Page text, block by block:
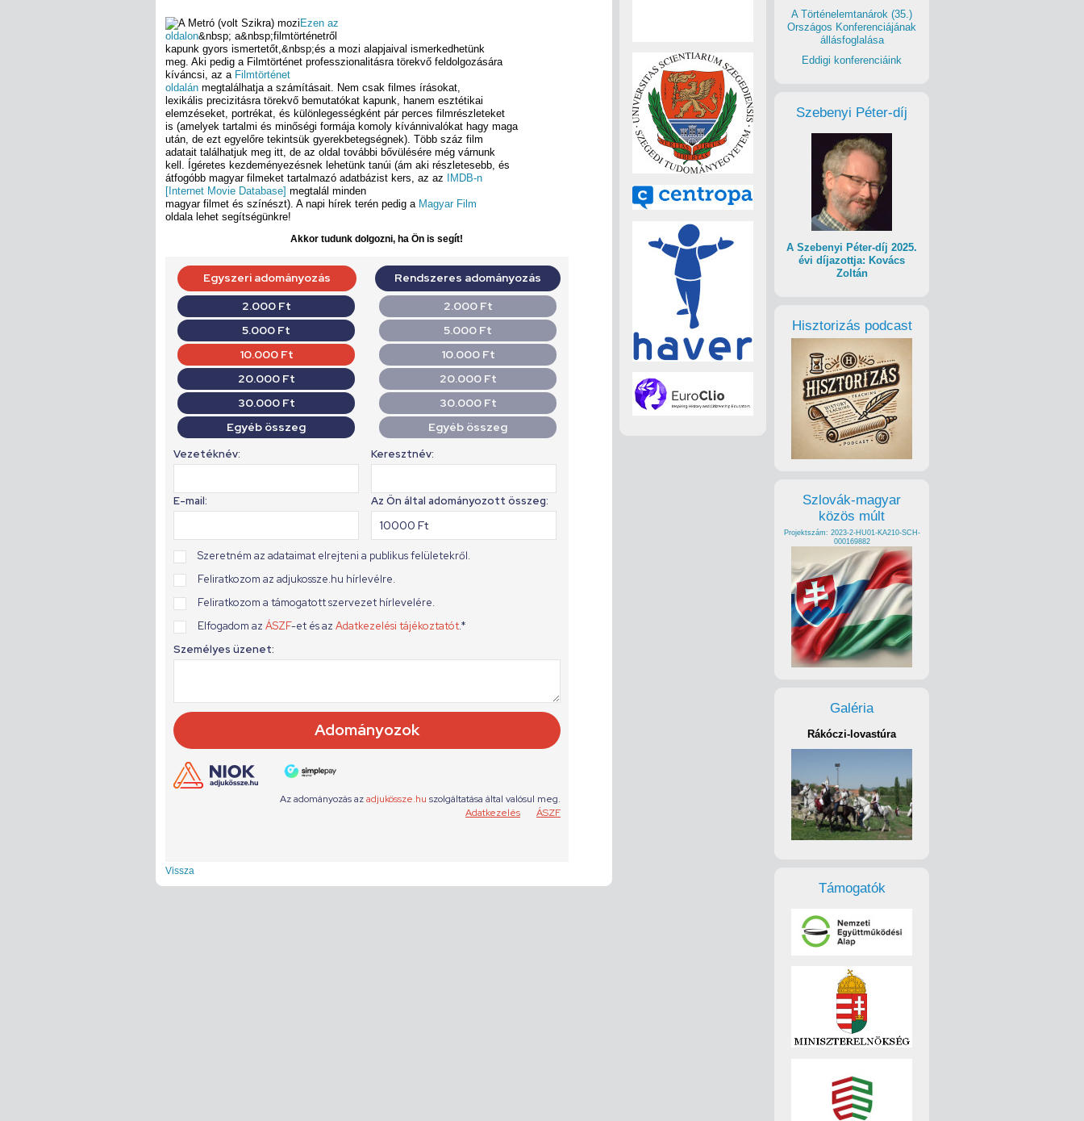
Ezen az
oldalon&nbsp; a&nbsp;filmtörténetről
kapunk gyors ismertetőt,&nbsp;és a mozi alapjaival ismerkedhetünk
meg. Aki pedig a Filmtörténet professzionalitásra törekvő feldolgozására
kíváncsi, az a Filmtörténet
oldalán megtalálhatja a számításait. Nem csak filmes írásokat,
lexikális precizitásra törekvő bemutatókat kapunk, hanem esztétikai
elemzéseket, portrékat, és különlegességként pár perces filmrészleteket
is (amelyek tartalmi és minőségi formája komoly kívánnivalókat hagy maga
után, de ezt egyelőre tekintsük gyerekbetegségnek). Több száz film
adatait találhatjuk meg itt, de az oldal további bővülésére még várnunk
kell. Ígéretes kezdeményezésnek lehetünk tanúi (ám aki részletesebb, és
átfogóbb magyar filmeket tartalmazó adatbázist kers, az az
IMDB-n
[Internet Movie Database] megtalál minden
magyar filmet és színészt). A napi hírek terén pedig a Magyar Film
oldala lehet segítségünkre!
Akkor tudunk dolgozni, ha Ön is segít!
Vissza
A Történelemtanárok (35.)
Országos Konferenciájának
állásfoglalása
Eddigi konferenciáink
Szebenyi Péter-díj
A Szebenyi Péter-díj 2025.
évi díjazottja: Kovács
Zoltán
Hisztorizás podcast
Szlovák-magyar
közös múlt
Projektszám: 2023-2-HU01-KA210-SCH-
000169882
Galéria
Rákóczi-lovastúra
Támogatók